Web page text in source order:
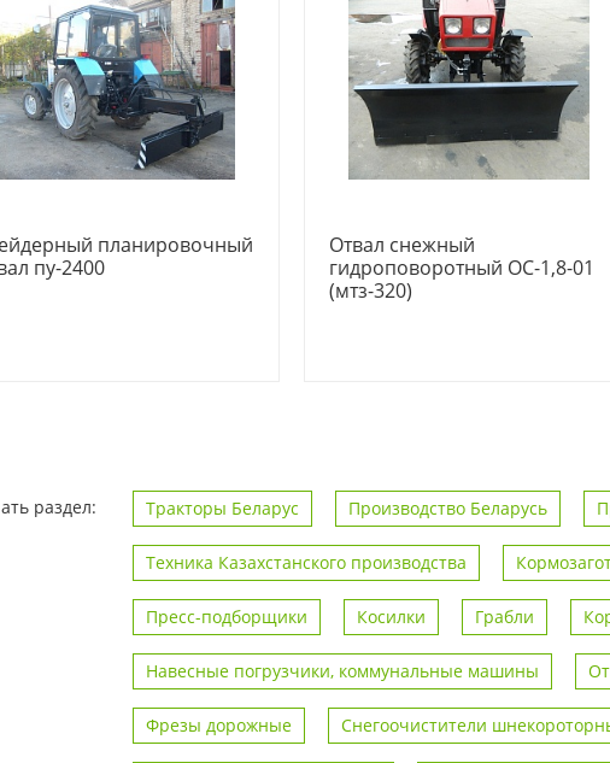
планировочный
пу-2400
Отвал снежный
гидроповоротный ОС-1,8-01
(мтз-320)
раздел: Тракторы Беларус Производство Беларусь
Техника Казахстанского производства
Пресс-подборщики Косилки Грабли
Навесные погрузчики, коммунальные машины
Фрезы дорожные Снегоочистители